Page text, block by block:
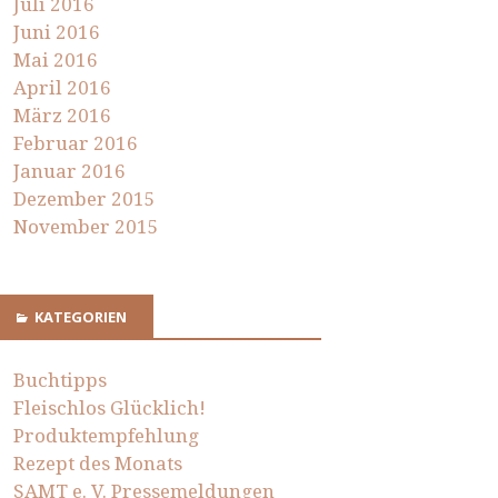
Juni 2016
Mai 2016
April 2016
März 2016
Februar 2016
Januar 2016
Dezember 2015
November 2015
KATEGORIEN
Buchtipps
Fleischlos Glücklich!
Produktempfehlung
Rezept des Monats
SAMT e. V. Pressemeldungen